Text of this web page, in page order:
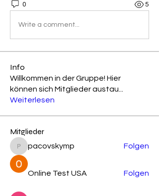
0 5
Write a comment...
Info
Willkommen in der Gruppe! Hier
können sich Mitglieder austau
Weiterlesen
Mitglieder
pacovskymp
pacovskymp Folgen
Online Test USA Folgen